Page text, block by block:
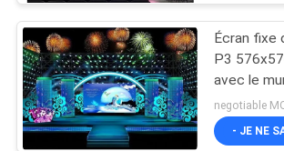
AU
SUJET
DE
NOUS
Écran fixe
P3
avec le
Kystar
negotiable
- JE NE